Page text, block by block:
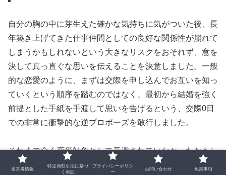
自分の胸の中に芽生えた確かな気持ちに気がついた後、長
年築き上げてきた仕事仲間としての良好な関係性が崩れて
しまうかもしれないという大きなリスクをおそれず、意を
決して真っ直ぐな思いを伝えることを決意しました。一般
的な恋愛のように、まずは交際を申し込んでお互いを知っ
ていくという順序を踏むのではなく、最初から結婚を強く
前提とした手紙を手渡して思いを告げるという、交際0日
での非常に衝撃的な逆プロポーズを敢行しました。
それまで全く恋愛対象として意識されていなかったかもし
れないという不安を抱えながらも、一途で一切のブレがな
運営者情報
特定商取引法に基づ
く表記
プライバシーポリシ
ー
お問い合わせ 免責事項